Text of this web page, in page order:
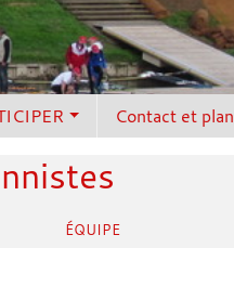
Contact et plan
ÉQUIPE